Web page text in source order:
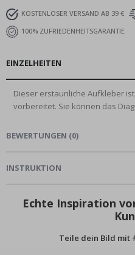
KOSTENLOSER VERSAND AB 39 €
100% ZUFRIEDENHEITSGARANTIE
EINZELHEITEN
Dieser erstaunliche Aufkleber
vorbereitet. Sie können das
BEWERTUNGEN (0)
INSTRUKTION
Echte Inspiration
Teile dein Bild mit